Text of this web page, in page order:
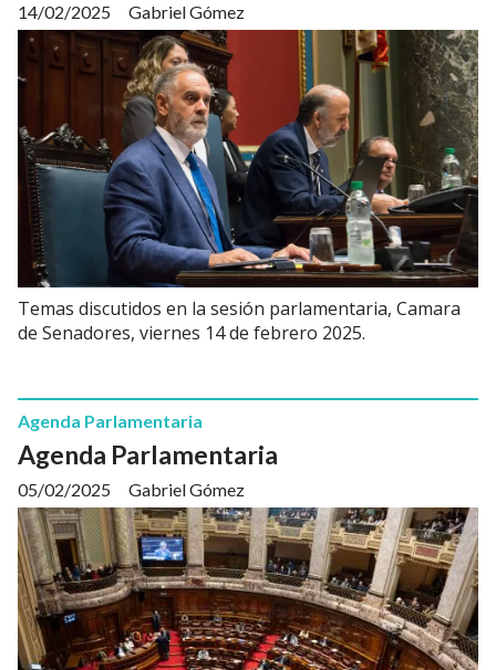
Gabriel Gómez
14/02/2025
Temas discutidos en la sesión parlamentaria, Camara
de Senadores, viernes 14 de febrero 2025.
Agenda Parlamentaria
Gabriel Gómez
Agenda Parlamentaria
05/02/2025